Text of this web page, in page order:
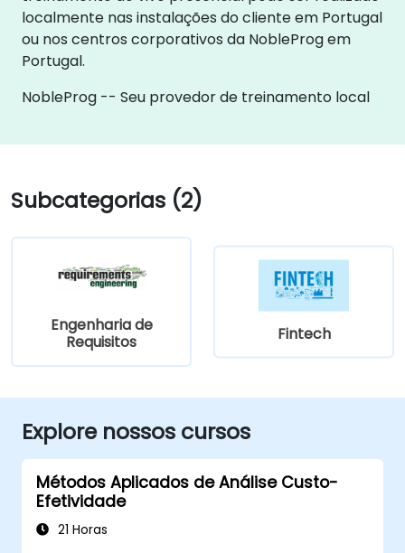
localmente nas instalações do cliente em Portugal
ou nos centros corporativos da NobleProg em
Portugal.
NobleProg -- Seu provedor de treinamento local
Subcategorias (2)
Engenharia de
Requisitos
Fintech
Explore nossos cursos
Métodos Aplicados de Análise Custo-
Efetividade
21 Horas